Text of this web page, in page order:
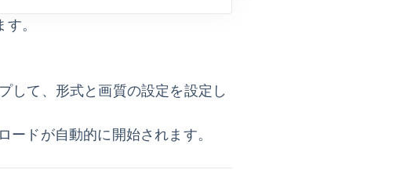
。
して、形式と画質の設定を設定し
ードが自動的に開始されます。